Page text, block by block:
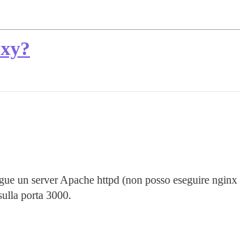
un server Apache httpd (non posso eseguire
porta 3000.